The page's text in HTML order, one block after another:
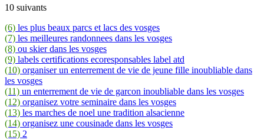
10 suivants
(6) les plus beaux parcs et lacs des vosges
(7) les meilleures randonnees dans les vosges
(8) ou skier dans les vosges
(9) labels certifications ecoresponsables label atd
(10) organiser un enterrement de vie de jeune fille inoubliable dans
les vosges
(11) un enterrement de vie de garcon inoubliable dans les vosges
(12) organisez votre seminaire dans les vosges
(13) les marches de noel une tradition alsacienne
(14) organisez une cousinade dans les vosges
(15) 2